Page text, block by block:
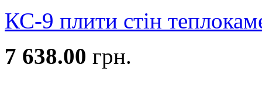
КС-9 плити стін
7 638.00 грн.